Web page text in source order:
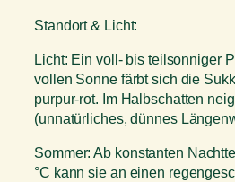
e
M
e
n
g
e
Standort & Licht:
Licht: Ein voll- bis teilsonniger
vollen Sonne färbt sich die
purpur-rot. Im Halbschatten
(unnatürliches, dünnes
Sommer: Ab konstanten
°C kann sie an einen